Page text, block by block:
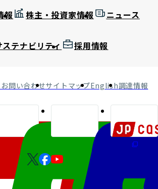
報 株主・投資家情報 ニュース
ステナビリティ 採用情報
問い合わせサイトマップEnglish調達情報